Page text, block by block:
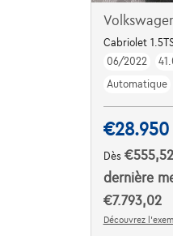
Cabriolet
06/2022
Automatique
€28.950
Dès €555,52
dernière
€7.793,02
Découvrez